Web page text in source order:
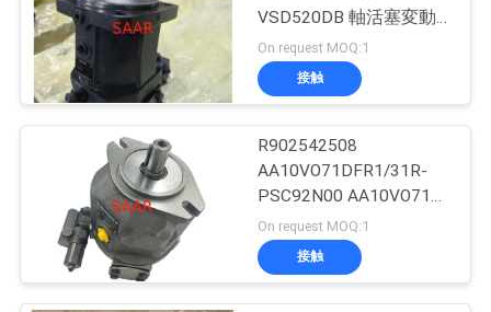
達
し
油研の油圧弁
88
VSD520DB 軸活塞変動
モーター AA6VMシリー
ズ63
On request MOQ:1
接触
R902542508
AA10VO71DFR1/31R-
PSC92N00 AA10VO71シ
リーズ アキシャルピス
トン可変ポンプ
On request MOQ:1
接触